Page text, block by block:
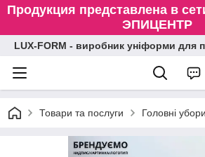
Продукция представлена в
ЭПИЦЕНТР
LUX-FORM - виробник уніформи для
Товари та послуги Головні убори